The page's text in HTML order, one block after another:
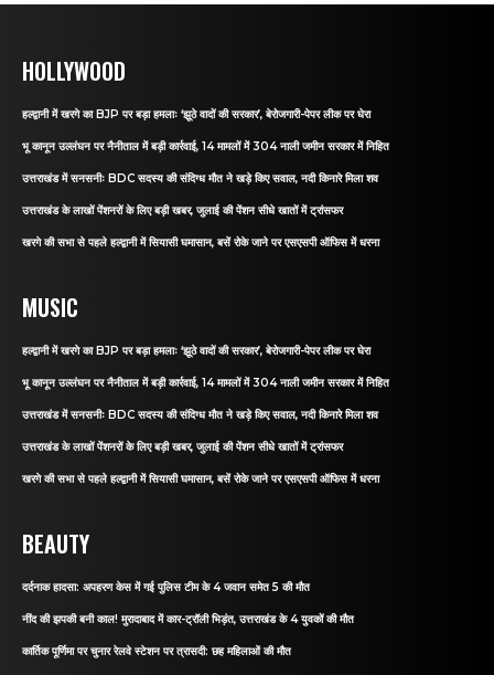
HOLLYWOOD
हल्द्वानी में खरगे का BJP पर बड़ा हमलाः ‘झूठे वादों की सरकार’, बेरोजगारी-पेपर लीक पर घेरा
भू कानून उल्लंघन पर नैनीताल में बड़ी कार्रवाई, 14 मामलों में 304 नाली जमीन सरकार में निहित
उत्तराखंड में सनसनीः BDC सदस्य की संदिग्ध मौत ने खड़े किए सवाल, नदी किनारे मिला शव
उत्तराखंड के लाखों पेंशनरों के लिए बड़ी खबर, जुलाई की पेंशन सीधे खातों में ट्रांसफर
खरगे की सभा से पहले हल्द्वानी में सियासी घमासान, बसें रोके जाने पर एसएसपी ऑफिस में धरना
MUSIC
हल्द्वानी में खरगे का BJP पर बड़ा हमलाः ‘झूठे वादों की सरकार’, बेरोजगारी-पेपर लीक पर घेरा
भू कानून उल्लंघन पर नैनीताल में बड़ी कार्रवाई, 14 मामलों में 304 नाली जमीन सरकार में निहित
उत्तराखंड में सनसनीः BDC सदस्य की संदिग्ध मौत ने खड़े किए सवाल, नदी किनारे मिला शव
उत्तराखंड के लाखों पेंशनरों के लिए बड़ी खबर, जुलाई की पेंशन सीधे खातों में ट्रांसफर
खरगे की सभा से पहले हल्द्वानी में सियासी घमासान, बसें रोके जाने पर एसएसपी ऑफिस में धरना
BEAUTY
दर्दनाक हादसा: अपहरण केस में गई पुलिस टीम के 4 जवान समेत 5 की मौत
नींद की झपकी बनी काल! मुरादाबाद में कार-ट्रॉली भिड़ंत, उत्तराखंड के 4 युवकों की मौत
कार्तिक पूर्णिमा पर चुनार रेलवे स्टेशन पर त्रासदी: छह महिलाओं की मौत